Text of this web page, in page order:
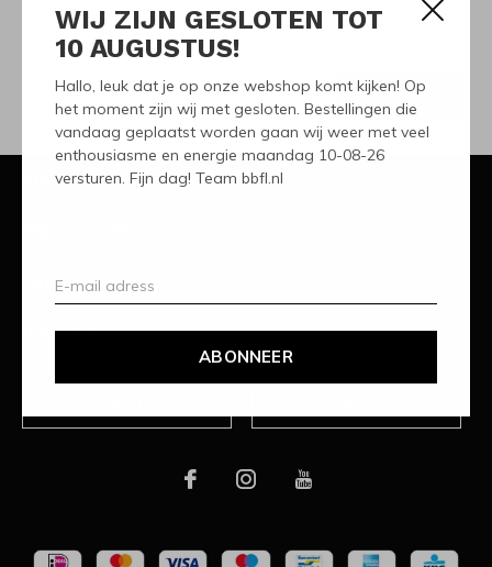
WIJ ZIJN GESLOTEN TOT
10 AUGUSTUS!
Hallo, leuk dat je op onze webshop komt kijken! Op
het moment zijn wij met gesloten. Bestellingen die
vandaag geplaatst worden gaan wij weer met veel
enthousiasme en energie maandag 10-08-26
versturen. Fijn dag! Team bbfl.nl
ABONNEER
Ontvang de nieuwste aanbiedingen en promoties
ABONNEER
Klantenservice
Categorieën
Over ons